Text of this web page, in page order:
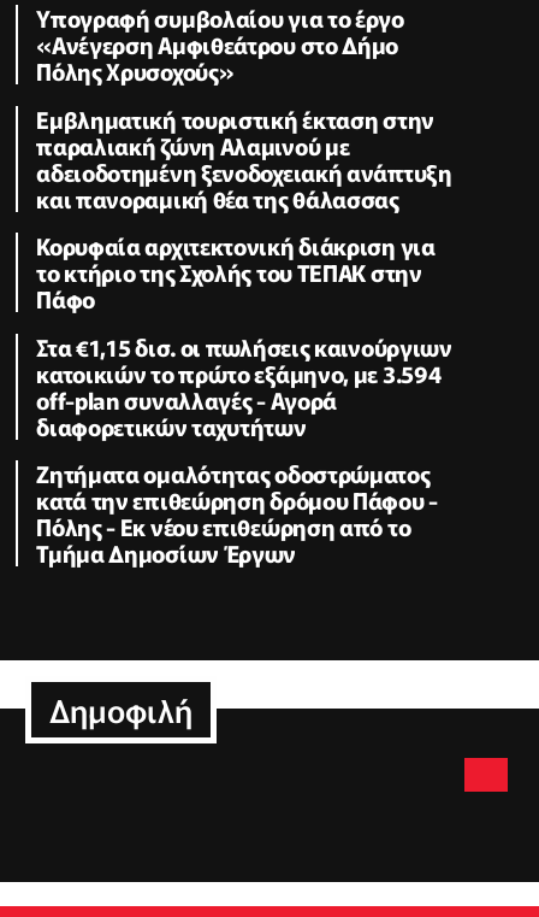
Υπογραφή συμβολαίου για το έργο
«Ανέγερση Αμφιθεάτρου στο Δήμο
Πόλης Χρυσοχούς»
Εμβληματική τουριστική έκταση στην
παραλιακή ζώνη Αλαμινού με
αδειοδοτημένη ξενοδοχειακή ανάπτυξη
και πανοραμική θέα της θάλασσας
Κορυφαία αρχιτεκτονική διάκριση για
το κτήριο της Σχολής του ΤΕΠΑΚ στην
Πάφο
Στα €1,15 δισ. οι πωλήσεις καινούργιων
κατοικιών το πρώτο εξάμηνο, με 3.594
off-plan συναλλαγές - Αγορά
διαφορετικών ταχυτήτων
Zητήματα ομαλότητας οδοστρώματος
κατά την επιθεώρηση δρόμου Πάφου -
Πόλης - Εκ νέου επιθεώρηση από το
Τμήμα Δημοσίων Έργων
Δημοφιλή